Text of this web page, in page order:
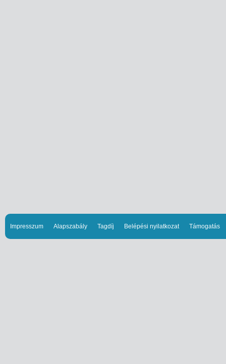
Impresszum Alapszabály Tagdíj Belépési nyilatkozat Támogatás